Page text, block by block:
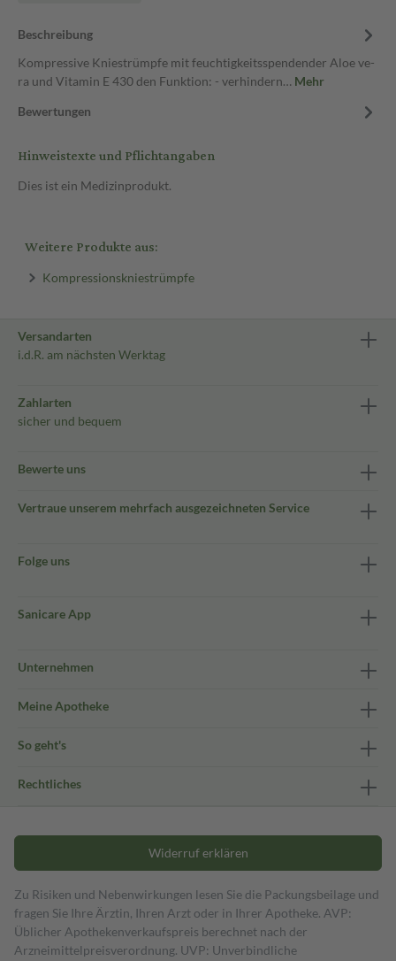
Beschreibung
Kom­pres­si­ve Knie­strümp­fe mit feuch­tig­keits­spen­den­der Aloe ve­
ra und Vit­amin E 430 den Funk­ti­on: - ver­hin­dern… Mehr
Bewertungen
Hinweistexte und Pflichtangaben
Dies ist ein Medizinprodukt.
Weitere Produkte aus:
Kompressionskniestrümpfe
Versandarten
i.d.R. am nächsten Werktag
Zahlarten
sicher und bequem
Bewerte uns
Vertraue unserem mehrfach ausgezeichneten Service
Folge uns
Sanicare App
Unternehmen
Meine Apotheke
So geht's
Rechtliches
Widerruf erklären
Zu Risiken und Nebenwirkungen lesen Sie die Packungsbeilage und
fragen Sie Ihre Ärztin, Ihren Arzt oder in Ihrer Apotheke. AVP:
Üblicher Apothekenverkaufspreis berechnet nach der
Arzneimittelpreisverordnung. UVP: Unverbindliche